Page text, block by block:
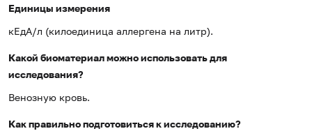
Единицы измерения
кЕдА/л (килоединица аллергена на литр).
Какой биоматериал можно использовать для
исследования?
Венозную кровь.
Как правильно подготовиться к исследованию?